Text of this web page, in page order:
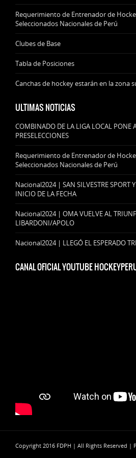
Requerimiento de Entrenador de
Seleccionados Nacionales de Perú
Clubes de Base
Tabla de Posiciones
Canchas de hockey estarán en la zona
ULTIMAS NOTICIAS
COMBINADO DE LA LIGA LOCAL PONE
PRESELECCIONES
Requerimiento de Entrenador de
Seleccionados Nacionales de Perú
Nacional2024 | SAN SILVESTRE SPORT
INICIO DE LA FECHA
Nacional2024 | OMA VUELVE AL
LIBARDONI/APOLO
Nacional2024 | LLEGÓ EL ESPERADO
CANAL OFICIAL YOUTUBE
Copyright 2016 FDPH | All Rights Reserved |